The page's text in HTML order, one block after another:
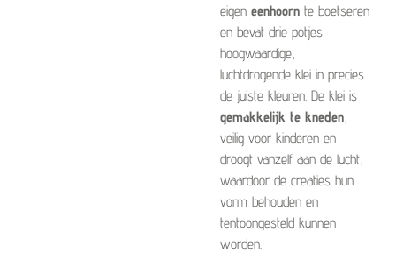
eigen eenhoorn te boetseren
en bevat drie potjes
hoogwaardige,
luchtdrogende klei in precies
de juiste kleuren. De klei is
gemakkelijk te kneden
veilig voor kinderen en
droogt vanzelf aan de lucht,
waardoor de creaties hun
vorm behouden en
tentoongesteld kunnen
worden.